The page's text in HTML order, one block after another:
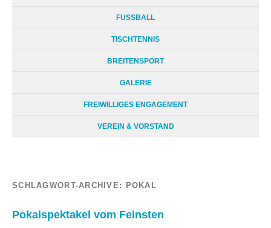
FUSSBALL
TISCHTENNIS
BREITENSPORT
GALERIE
FREIWILLIGES ENGAGEMENT
VEREIN & VORSTAND
SCHLAGWORT-ARCHIVE: POKAL
Pokalspektakel vom Feinsten